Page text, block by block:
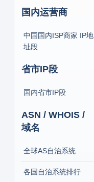
国内运营商
中国国内ISP商家 IP地
址段
省市IP段
国内省市IP段
ASN / WHOIS /
域名
全球AS自治系统
各国自治系统排行